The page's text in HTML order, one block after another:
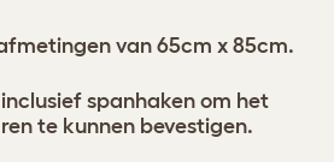
van 65cm x 85cm.
spanhaken om het
te kunnen bevestigen.